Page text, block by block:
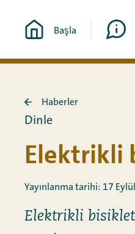
Başla
sayfasına
dön
Haberler
Dinle
Elektrikli
Yayınlanma tarihi: 17
Elektrikli bisiklet